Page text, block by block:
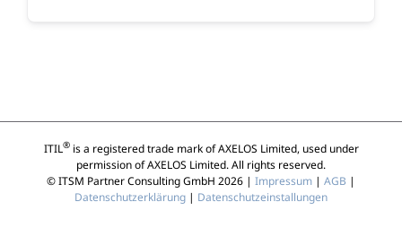
ITIL®is a registered trade mark of AXELOS Limited, used under
permission of AXELOS Limited. All rights reserved.
© ITSM Partner Consulting GmbH 2026 | Impressum | AGB |
Datenschutzerklärung | Datenschutzeinstallungen